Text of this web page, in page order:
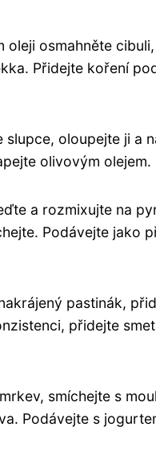
osmahněte
Přidejte koření
oloupejte ji a
olivovým olejem.
a rozmixujte na
Podávejte jako
pastinák,
přidejte
smíchejte s
Podávejte s